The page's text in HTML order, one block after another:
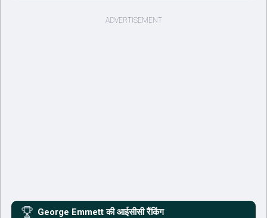
George Emmett की आईसीसी रैंकिंग